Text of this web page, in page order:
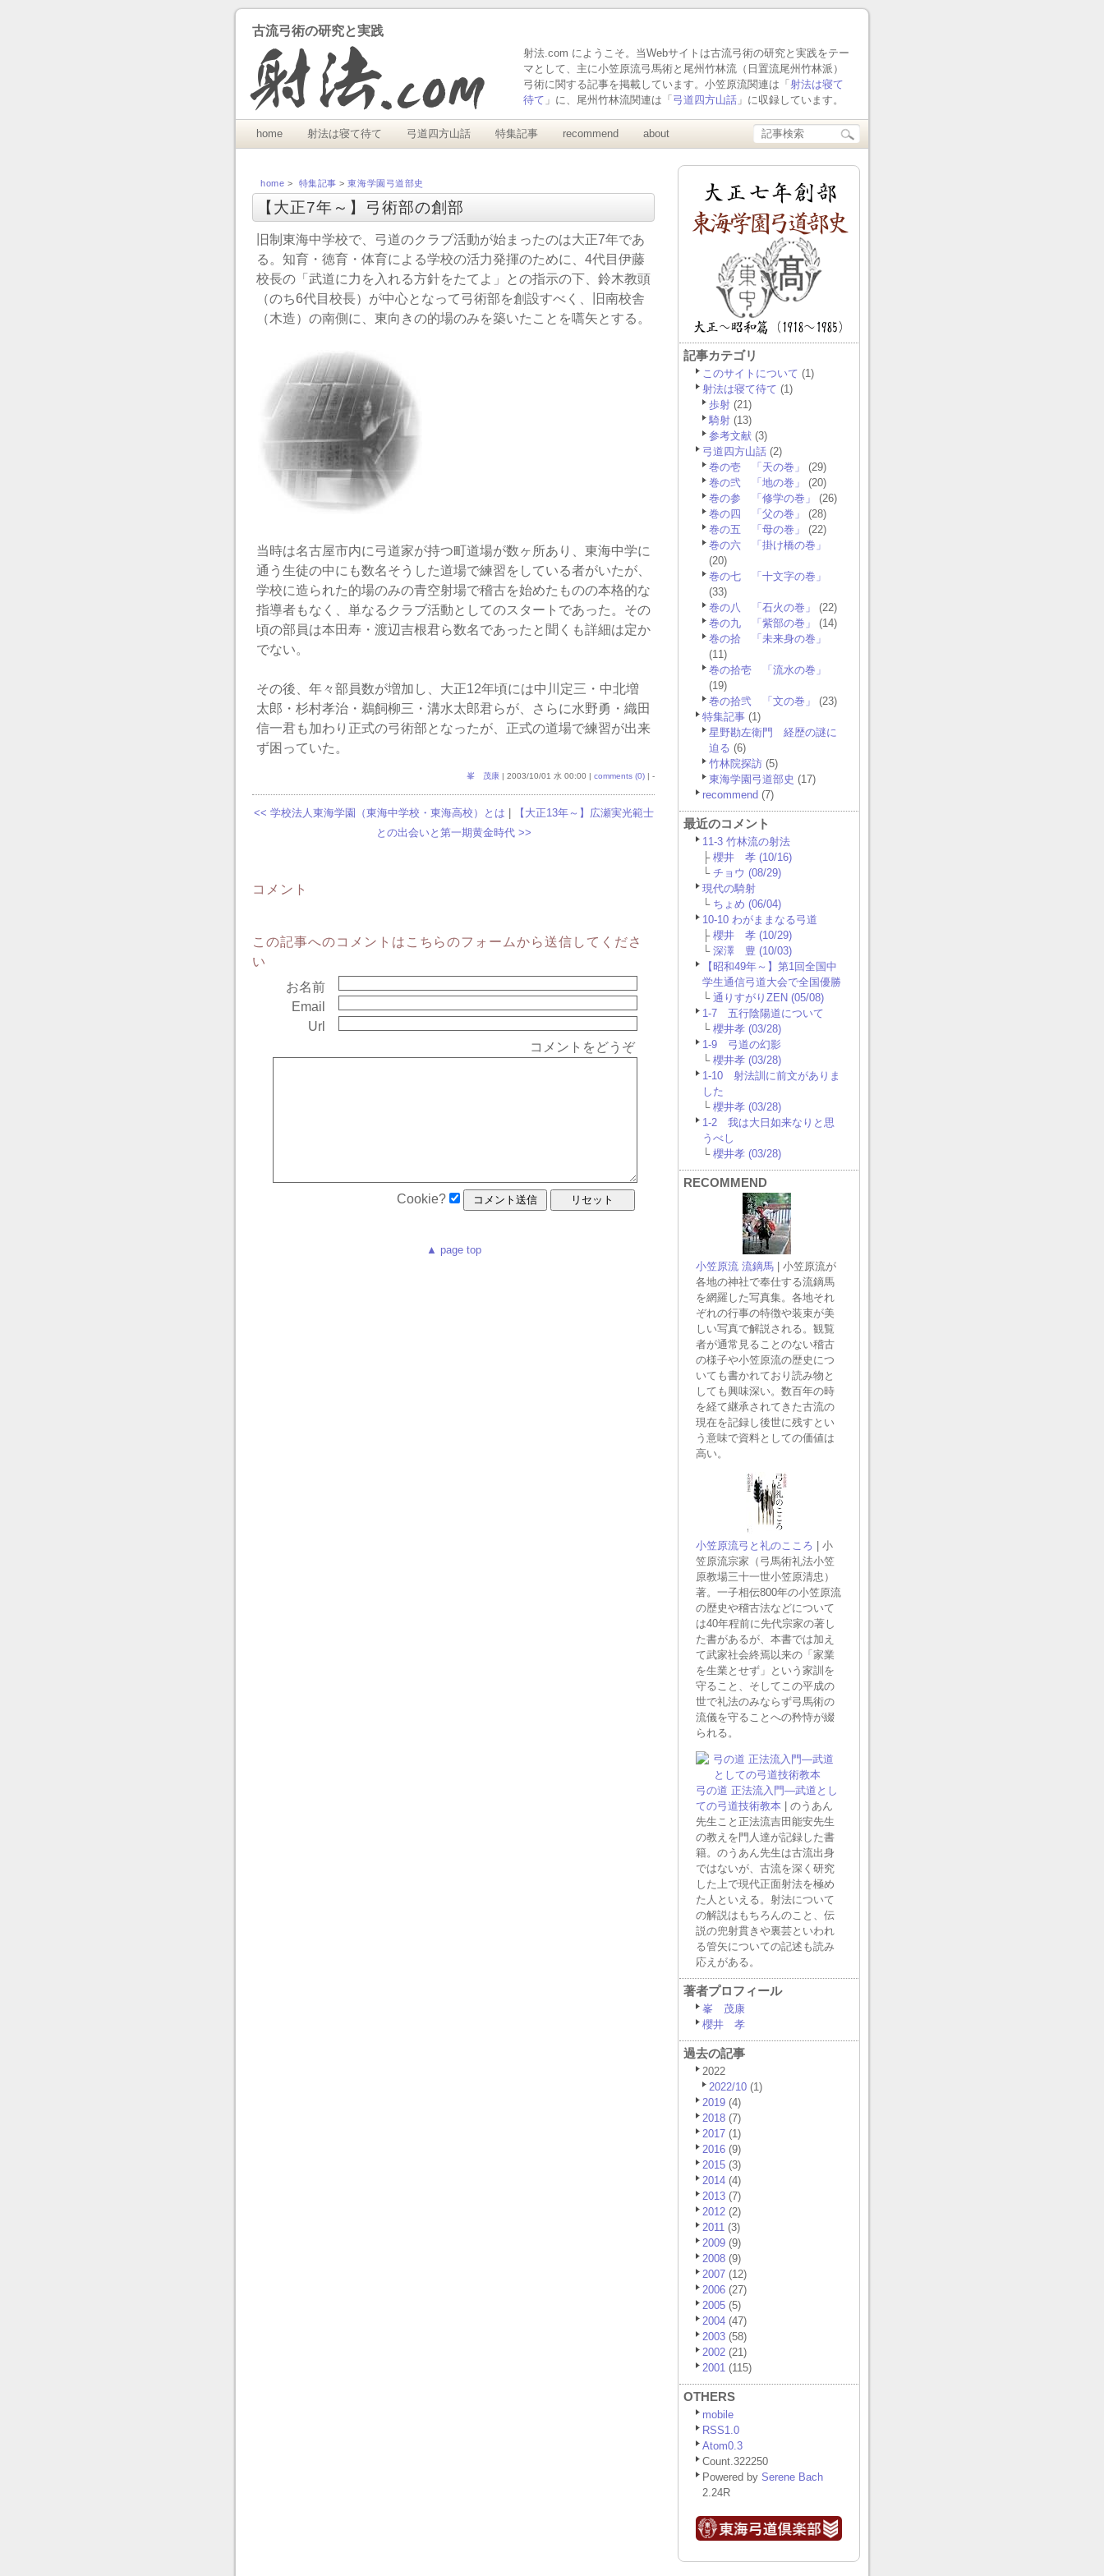
古流弓術の研究と実践
射法.com にようこそ。当Webサイトは古流弓術の研究と実践をテー
マとして、主に小笠原流弓馬術と尾州竹林流（日置流尾州竹林派）
弓術に関する記事を掲載しています。小笠原流関連は「 射法は寝て
待て 」に、尾州竹林流関連は「 弓道四方山話 」に収録しています。
home 射法は寝て待て 弓道四方山話 特集記事 recommend about
home > 特集記事 >東海学園弓道部史
【大正7年～】弓術部の創部
旧制東海中学校で、弓道のクラブ活動が始まったのは大正7年であ
る。知育・徳育・体育による学校の活力発揮のために、4代目伊藤
校長の「武道に力を入れる方針をたてよ」との指示の下、鈴木教頭
（のち6代目校長）が中心となって弓術部を創設すべく、旧南校舎
（木造）の南側に、東向きの的場のみを築いたことを嚆矢とする。
当時は名古屋市内に弓道家が持つ町道場が数ヶ所あり、東海中学に
通う生徒の中にも数名そうした道場で練習をしている者がいたが、
学校に造られた的場のみの青空射場で稽古を始めたものの本格的な
指導者もなく、単なるクラブ活動としてのスタートであった。その
頃の部員は本田寿・渡辺吉根君ら数名であったと聞くも詳細は定か
でない。
その後、年々部員数が増加し、大正12年頃には中川定三・中北増
太郎・杉村孝治・鵜飼柳三・溝水太郎君らが、さらに水野勇・織田
信一君も加わり正式の弓術部となったが、正式の道場で練習が出来
ず困っていた。
峯 茂康 | 2003/10/01 水 00:00 | comments (0) | -
<< 学校法人東海学園（東海中学校・東海高校）とは
【大正13年～】広瀬実光範士
との出会いと第一期黄金時代 >>
コメント
この記事へのコメントはこちらのフォームから送信してくださ
い
お名前
Email
Url
コメントをどうぞ
Cookie?
▲ page top
記事カテゴリ
このサイトについて (1)
射法は寝て待て (1)
歩射 (21)
騎射 (13)
参考文献 (3)
弓道四方山話 (2)
巻の壱 「天の巻」
(29)
巻の弐 「地の巻」
(20)
巻の参 「修学の巻」
(26)
巻の四 「父の巻」
(28)
巻の五 「母の巻」
(22)
巻の六 「掛け橋の巻」
(20)
巻の七 「十文字の巻」
(33)
巻の八 「石火の巻」
(22)
巻の九 「紫部の巻」
(14)
巻の拾 「未来身の巻」
(11)
巻の拾壱 「流水の巻」
(19)
巻の拾弐 「文の巻」
(23)
特集記事 (1)
星野勘左衛門 経歴の謎に
迫る (6)
竹林院探訪 (5)
東海学園弓道部史 (17)
recommend (7)
最近のコメント
11-3 竹林流の射法
├ 櫻井 孝 (10/16)
└ チョウ (08/29)
現代の騎射
└ ちょめ (06/04)
10-10 わがままなる弓道
├ 櫻井 孝 (10/29)
└ 深澤 豊 (10/03)
【昭和49年～】第1回全国中
学生通信弓道大会で全国優勝
└ 通りすがりZEN (05/08)
1-7 五行陰陽道について
└ 櫻井孝 (03/28)
1-9 弓道の幻影
└ 櫻井孝 (03/28)
1-10 射法訓に前文がありま
した
└ 櫻井孝 (03/28)
1-2 我は大日如来なりと思
うべし
└ 櫻井孝 (03/28)
RECOMMEND
小笠原流 流鏑馬 | 小笠原流が
各地の神社で奉仕する流鏑馬
を網羅した写真集。各地それ
ぞれの行事の特徴や装束が美
しい写真で解説される。観覧
者が通常見ることのない稽古
の様子や小笠原流の歴史につ
いても書かれており読み物と
しても興味深い。数百年の時
を経て継承されてきた古流の
現在を記録し後世に残すとい
う意味で資料としての価値は
高い。
小笠原流弓と礼のこころ
| 小
笠原流宗家（弓馬術礼法小笠
原教場三十一世小笠原清忠）
著。一子相伝800年の小笠原流
の歴史や稽古法などについて
は40年程前に先代宗家の著し
た書があるが、本書では加え
て武家社会終焉以来の「家業
を生業とせず」という家訓を
守ること、そしてこの平成の
世で礼法のみならず弓馬術の
流儀を守ることへの矜恃が綴
られる。
弓の道 正法流入門―武道とし
ての弓道技術教本 | のうあん
先生こと正法流吉田能安先生
の教えを門人達が記録した書
籍。のうあん先生は古流出身
ではないが、古流を深く研究
した上で現代正面射法を極め
た人といえる。射法について
の解説はもちろんのこと、伝
説の兜射貫きや裏芸といわれ
る管矢についての記述も読み
応えがある。
著者プロフィール
峯 茂康
櫻井 孝
過去の記事
2022
2022/10 (1)
2019 (4)
2018 (7)
2017 (1)
2016 (9)
2015 (3)
2014 (4)
2013 (7)
2012 (2)
2011 (3)
2009 (9)
2008 (9)
2007 (12)
2006 (27)
2005 (5)
2004 (47)
2003 (58)
2002 (21)
2001 (115)
OTHERS
mobile
RSS1.0
Atom0.3
Count.322250
Powered by Serene Bach
2.24R